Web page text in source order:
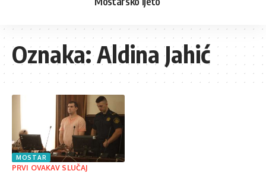
Oznaka:Aldina Jahić
MOSTAR
PRVI OVAKAV SLUČAJ